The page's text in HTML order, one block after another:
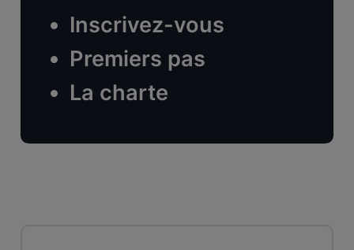
Inscrivez-vous
Premiers pas
La charte